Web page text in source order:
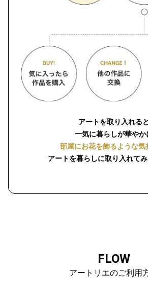
アートを取り入れると
一気に暮らしが華やか
部屋にお花を飾るような気
アートを暮らしに取り入れて
FLOW
アートリエのご利用